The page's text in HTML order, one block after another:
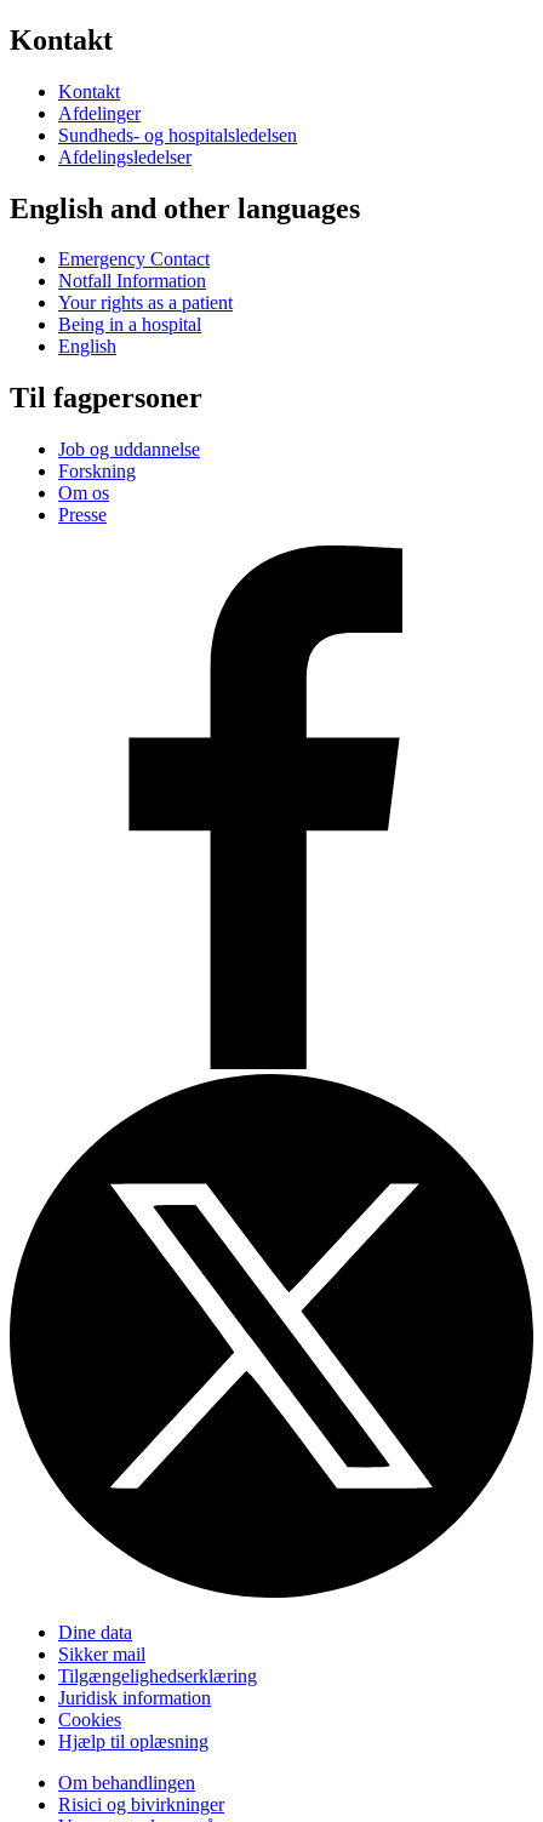
Kontakt
Kontakt
Afdelinger
Sundheds- og hospitalsledelsen
Afdelingsledelser
English and other languages
Emergency Contact
Notfall Information
Your rights as a patient
Being in a hospital
English
Til fagpersoner
Job og uddannelse
Forskning
Om os
Presse
Dine data
Sikker mail
Tilgængelighedserklæring
Juridisk information
Cookies
Hjælp til oplæsning
Om behandlingen
Risici og bivirkninger